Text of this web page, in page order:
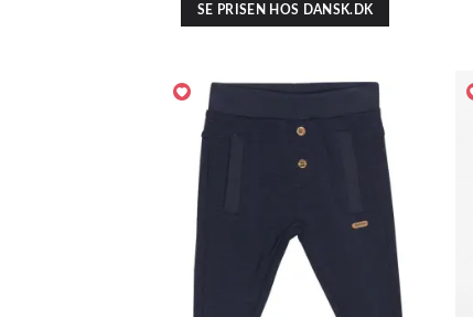
SE PRISEN HOS DANSK.DK